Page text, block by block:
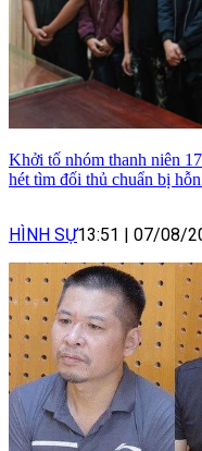
Khởi tố nhóm thanh niên
hét tìm đối thủ chuẩn bị
HÌNH SỰ13:51 07/08/